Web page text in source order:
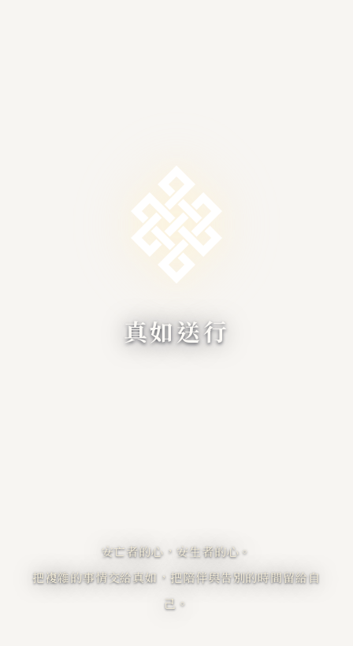
真如送行
安亡者的心，安生者的心。
把複雜的事情交給真如，把陪伴與告別的時間留給自
己。